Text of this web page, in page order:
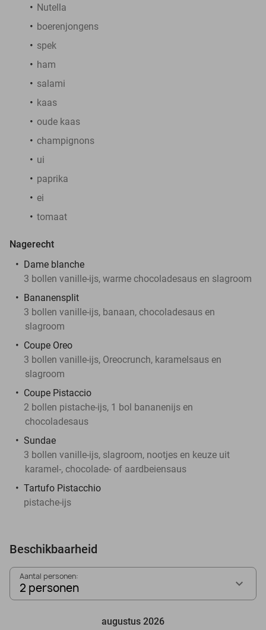
Nutella
boerenjongens
spek
ham
salami
kaas
oude kaas
champignons
ui
paprika
ei
tomaat
Nagerecht
Dame blanche
3 bollen vanille-ijs, warme chocoladesaus en slagroom
Bananensplit
3 bollen vanille-ijs, banaan, chocoladesaus en
slagroom
Coupe Oreo
3 bollen vanille-ijs, Oreocrunch, karamelsaus en
slagroom
Coupe Pistaccio
2 bollen pistache-ijs, 1 bol bananenijs en
chocoladesaus
Sundae
3 bollen vanille-ijs, slagroom, nootjes en keuze uit
karamel-, chocolade- of aardbeiensaus
Tartufo Pistacchio
pistache-ijs
Beschikbaarheid
Aantal personen:
2 personen
augustus 2026